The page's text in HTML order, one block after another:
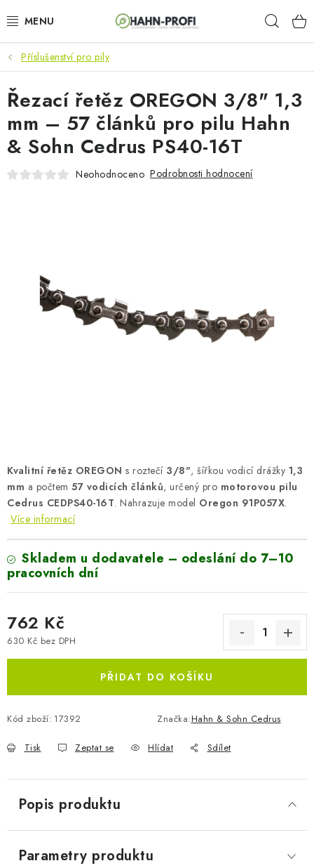
na
KLIMATIZACE
ELEKTROCENTRÁLY
ZAHRADNÍ TECHNIKA
STAVEBNÍ TECHNIKA
TOPIDLA
AKUMULAČNÍ KAMNA
Náhradní díly Könner & Söhnen
Reklamační řád
Slovník pojmů
Zpětný odběr elektrozařízení a baterií
Návody
Novinky
Příslušenství pro pily
Kvalitní řetěz OREGON s roztečí 3/8", šířkou vodicí drážky 1,3
mm a počtem 57 vodicích článků, určený pro motorovou pilu
Cedrus CEDPS40-16T. Nahrazuje model Oregon 91P057X.
Více informací
Skladem u dodavatele – odeslání do 7–10
pracovních dní
762 Kč
630 Kč bez DPH
PŘIDAT DO KOŠÍKU
Kód zboží: 17392 Značka:Hahn & Sohn Cedrus
Tisk Zeptat se Hlídat Sdílet
Řezací řetěz OREGON 3/8" 1,3
mm – 57 článků pro pilu Hahn
& Sohn Cedrus PS40-16T
Neohodnoceno Podrobnosti hodnocení
Popis produktu
Parametry produktu